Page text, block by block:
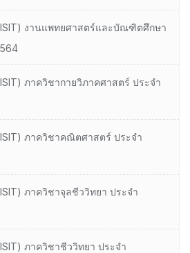
งานแพทยศาสตร์และบัณฑิตศึกษา
ภาควิชากายวิภาคศาสตร์ ประจํา
ภาควิชาคณิตศาสตร์ ประจํา
ภาควิชาจุลชีววิทยา ประจํา
ภาควิชาชีววิทยา ประจํา